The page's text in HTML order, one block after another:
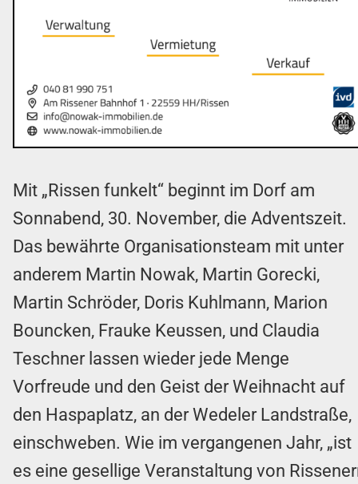
Mit „Rissen funkelt“ beginnt im Dorf am
Sonnabend, 30. November, die Adventszeit.
Das bewährte Organisationsteam mit unter
anderem Martin Nowak, Martin Gorecki,
Martin Schröder, Doris Kuhlmann, Marion
Bouncken, Frauke Keussen, und Claudia
Teschner lassen wieder jede Menge
Vorfreude und den Geist der Weihnacht auf
den Haspaplatz, an der Wedeler Landstraße,
einschweben. Wie im vergangenen Jahr, „ist
es eine gesellige Veranstaltung von